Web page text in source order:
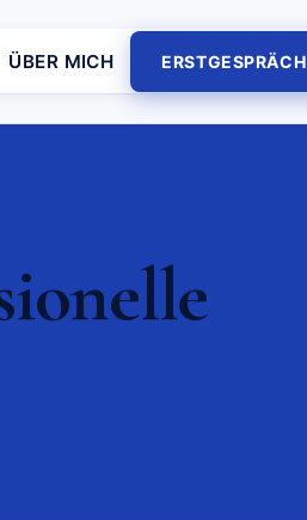
ÜBER MICH ERSTGESPRÄCH